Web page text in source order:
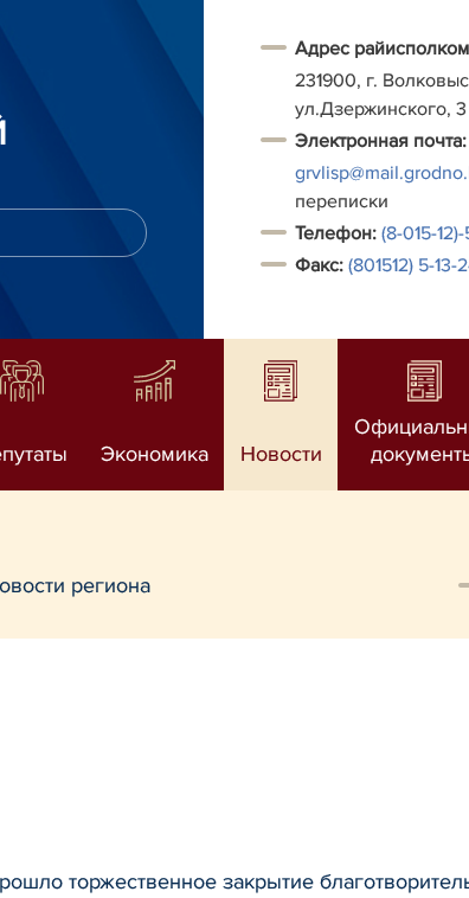
Адрес
231900, г.
ул.Дзержинского, 3
Электронная почта:
переписки
Телефон: (8-015-
Факс: (801512) 5-13-
Экономика Новости
региона
торжественное закрытие